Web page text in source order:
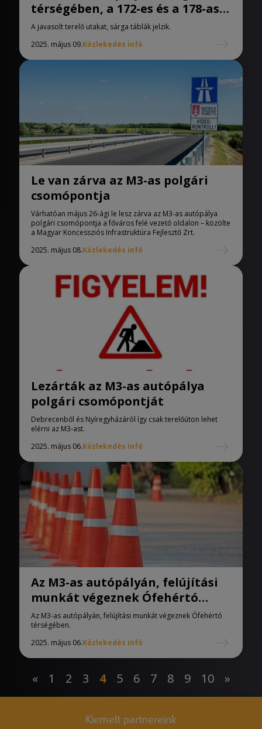
térségében, a 172-es és a 178-as
km között aszfaltozás
kezdődött.
A javasolt terelő utakat, sárga táblák jelzik.
2025. május 09.Közlekedés infó
Le van zárva az M3-as polgári
csomópontja
Várhatóan május 26-ági le lesz zárva az M3-as autópálya
polgári csomópontja a főváros felé vezető oldalon – közölte
a Magyar Koncessziós Infrastruktúra Fejlesztő Zrt.
2025. május 08.Közlekedés infó
Lezárták az M3-as autópálya
polgári csomópontját
Debrecenből és Nyíregyházáról így csak terelőúton lehet
elérni az M3-ast.
2025. május 06.Közlekedés infó
Az M3-as autópályán, felújítási
munkát végeznek Ófehértó
térségében.
Az M3-as autópályán, felújítási munkát végeznek Ófehértó
térségében.
2025. május 06.Közlekedés infó
« 1 2 3 4 5 6 7 8 9 10 »
Kiemelt partnereink